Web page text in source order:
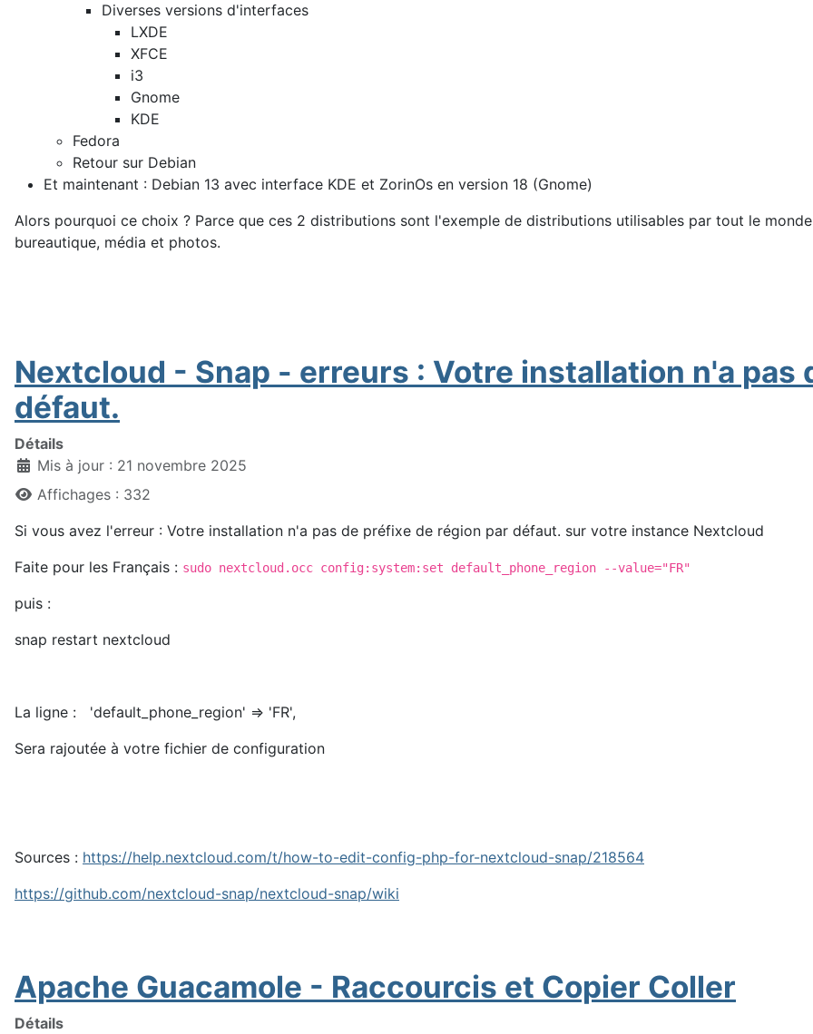
Diverses versions d'interfaces
LXDE
XFCE
i3
Gnome
KDE
Fedora
Retour sur Debian
Et maintenant : Debian 13 avec interface KDE et ZorinOs en version 18 (Gnome)
Alors pourquoi ce choix ? Parce que ces 2 distributions sont l'exemple de distributions utilisables par tout le
bureautique, média et photos.
Nextcloud - Snap - erreurs : Votre installation n'a pas
défaut.
Détails
Mis à jour : 21 novembre 2025
Affichages : 332
Si vous avez l'erreur : Votre installation n'a pas de préfixe de région par défaut. sur votre instance Nextcloud
Faite pour les Français : sudo nextcloud.occ config:system:set default_phone_region --value="FR"
puis :
snap restart nextcloud
La ligne : 'default_phone_region' => 'FR',
Sera rajoutée à votre fichier de configuration
Sources : https://help.nextcloud.com/t/how-to-edit-config-php-for-nextcloud-snap/218564
https://github.com/nextcloud-snap/nextcloud-snap/wiki
Apache Guacamole - Raccourcis et Copier Coller
Détails